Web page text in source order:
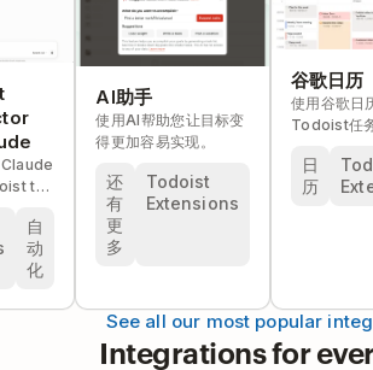
to
自
动
化
AI助手
使用AI帮助您让目标变
得更加容易实现。
还
有
更
多
Todoist
Extensions
谷歌日历
使用谷歌日
Todoist任
力。
日
历
See all our most popular
Integrations for